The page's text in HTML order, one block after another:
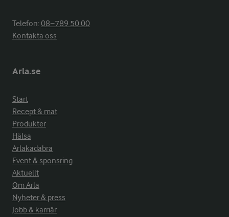
Telefon:08−789 50 00
Kontakta oss
Arla.se
Start
Recept & mat
Produkter
Hälsa
Arlakadabra
Event & sponsring
Aktuellt
Om Arla
Nyheter & press
Jobb & karriär